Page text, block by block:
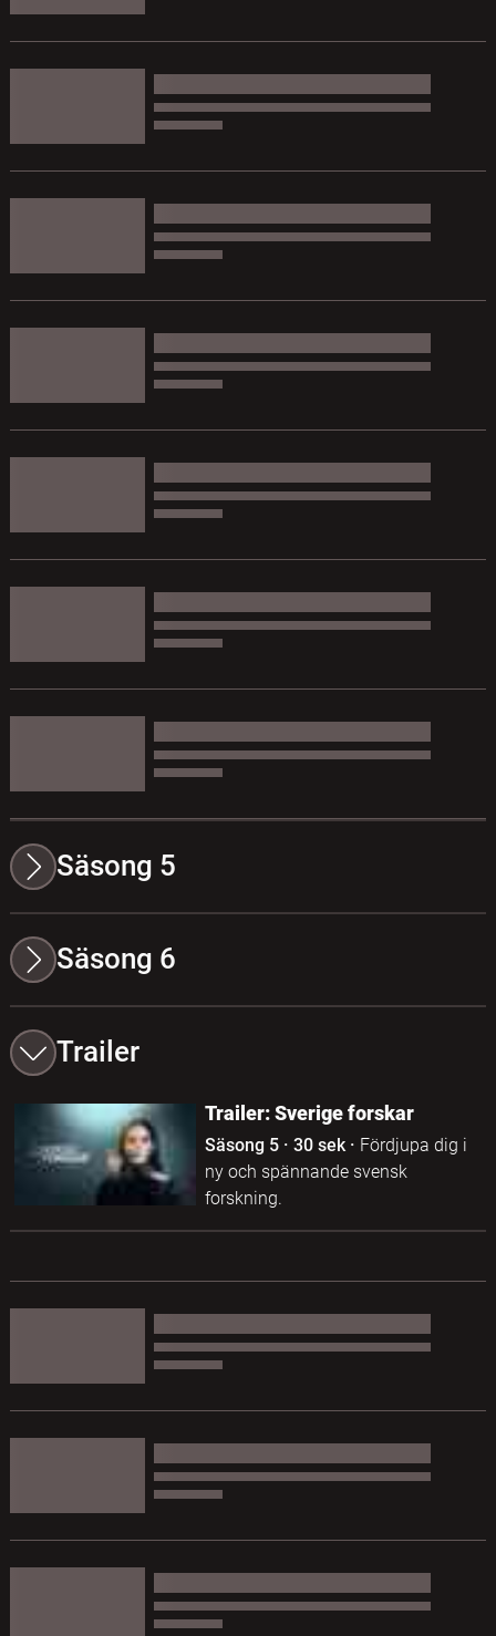
Säsong 5
Säsong 6
Trailer
Trailer: Sverige forskar
Säsong 5· 30 sek· Fördjupa dig i
ny och spännande svensk
forskning.